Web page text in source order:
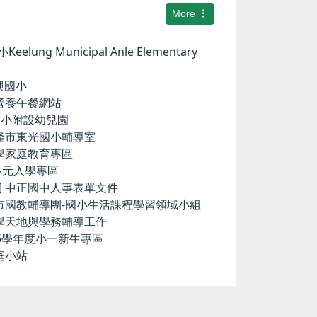
More
Keelung Municipal Anle Elementary
國小
養午餐網站
附設幼兒園
東光國小輔導室
家庭教育專區
入學專區
正國中人事表單文件
教輔導團-國小生活課程學習領域小組
地與學務輔導工作
年度小一新生專區
小站